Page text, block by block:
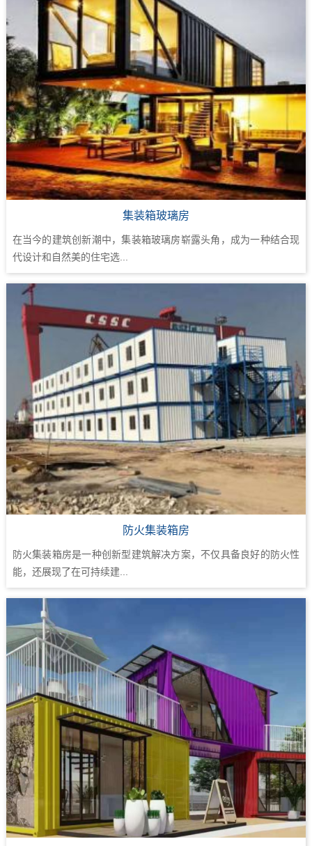
集装箱玻璃房
在当今的建筑创新潮中，集装箱玻璃房崭露头角，成为一种结合现
代设计和自然美的住宅选...
防火集装箱房
防火集装箱房是一种创新型建筑解决方案，不仅具备良好的防火性
能，还展现了在可持续建...